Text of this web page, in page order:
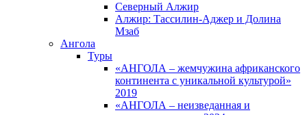
Северный Алжир
Алжир: Тассилин-Аджер и Долина
Мзаб
Ангола
Туры
«АНГОЛА – жемчужина африканского
континента с уникальной культурой»
2019
«АНГОЛА – неизведанная и